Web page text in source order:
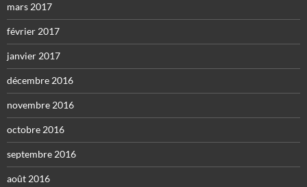
mars 2017
février 2017
janvier 2017
décembre 2016
novembre 2016
octobre 2016
septembre 2016
août 2016